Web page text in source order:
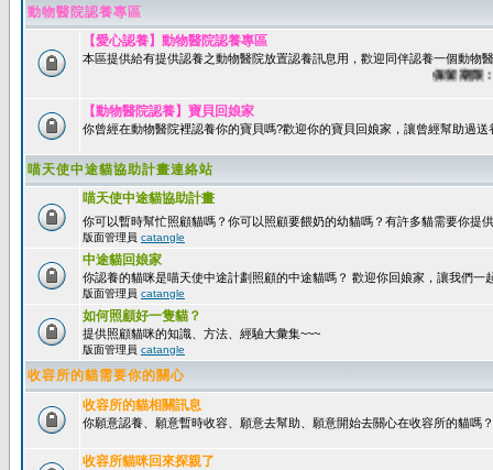
動物醫院認養專區
【愛心認養】動物醫院認養專區
本區提供給有提供認養之動物醫院放置認養訊息用，歡迎同伴認養一個動物
保留期限：60
【動物醫院認養】寶貝回娘家
你曾經在動物醫院裡認養你的寶貝嗎?歡迎你的寶貝回娘家，讓曾經幫助過
喵天使中途貓協助計畫連絡站
喵天使中途貓協助計畫
你可以暫時幫忙照顧貓嗎？你可以照顧要餵奶的幼貓嗎？有許多貓需要你提
版面管理員 catangle
中途貓回娘家
你認養的貓咪是喵天使中途計劃照顧的中途貓嗎？ 歡迎你回娘家，讓我們一
版面管理員 catangle
如何照顧好一隻貓？
提供照顧貓咪的知識、方法、經驗大彙集~~~
版面管理員 catangle
收容所的貓需要你的關心
收容所的貓相關訊息
你願意認養、願意暫時收容、願意去幫助、願意開始去關心在收容所的貓嗎？
收容所貓咪回來探親了